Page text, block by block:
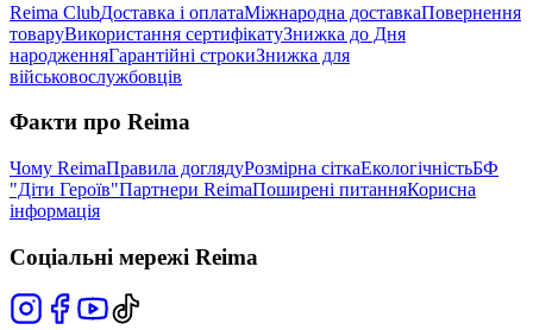
Reima ClubДоставка і оплатаМіжнародна доставкаПовернення
товаруВикористання сертифікатуЗнижка до Дня
народженняГарантійні строкиЗнижка для
військовослужбовців
Факти про Reima
Чому ReimaПравила доглядуРозмірна сіткаЕкологічністьБФ
"Діти Героїв"Партнери ReimaПоширені питанняКорисна
інформація
Соціальні мережі Reima